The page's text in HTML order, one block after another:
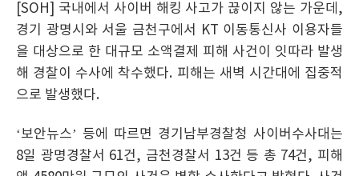
[SOH] 국내에서 사이버 해킹 사고가 끊이지 않는 가운데,
경기 광명시와 서울 금천구에서 KT 이동통신사 이용자들
을 대상으로 한 대규모 소액결제 피해 사건이 잇따라 발생
해 경찰이 수사에 착수했다. 피해는 새벽 시간대에 집중적
으로 발생했다.
‘보안뉴스’ 등에 따르면 경기남부경찰청 사이버수사대는
8일 광명경찰서 61건, 금천경찰서 13건 등 총 74건, 피해